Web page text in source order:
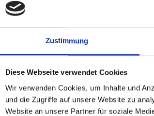
Zustimmung
Diese Webseite verwendet Cookies
Wir verwenden Cookies, um Inhalte und
und die Zugriffe auf unsere Website zu
Website an unsere Partner für soziale
ab3699€